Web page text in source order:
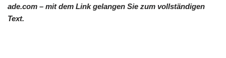
ade.com – mit dem Link gelangen Sie zum vollständigen
Text.